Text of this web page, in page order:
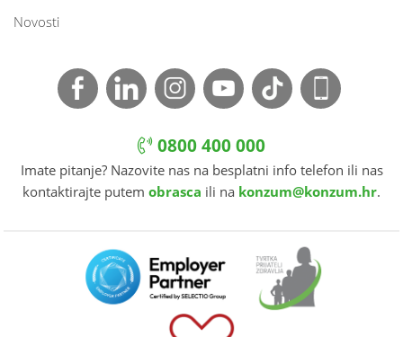
Novosti
0800 400 000
Imate pitanje? Nazovite nas na besplatni info telefon ili nas
kontaktirajte putem obrasca ili na konzum@konzum.hr.